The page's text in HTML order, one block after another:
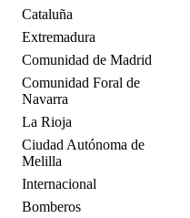
Cataluña
Extremadura
Comunidad de Madrid
Comunidad Foral de
Navarra
La Rioja
Ciudad Autónoma de
Melilla
Internacional
Bomberos